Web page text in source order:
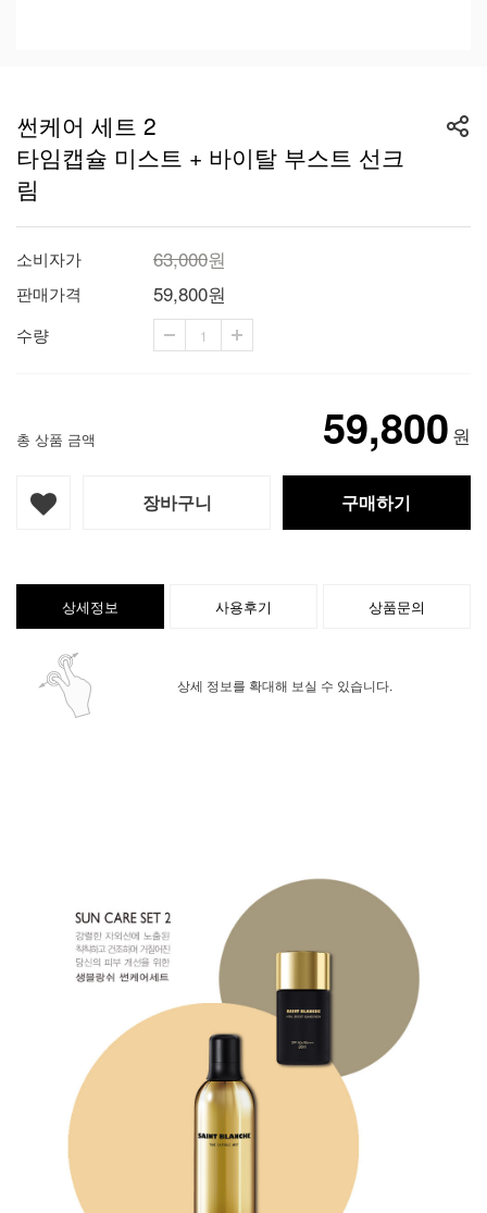
썬케어 세트 2
타임캡슐 미스트 + 바이탈 부스트 선크
림
소비자가 63,000원
판매가격 59,800원
수량
총 상품 금액 59,800 원
장바구니 구매하기
상세정보 사용후기 상품문의
상세 정보를 확대해 보실 수 있습니다.